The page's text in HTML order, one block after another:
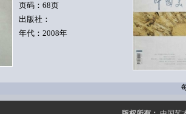
页码：68页
出版社：
年代：2008年